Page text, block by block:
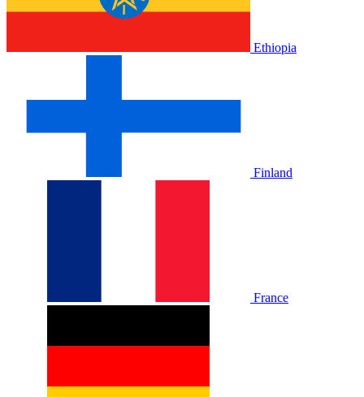
Ethiopia
Finland
France